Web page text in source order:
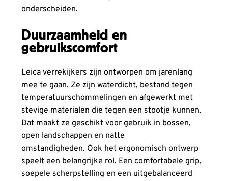
onderscheiden.
Duurzaamheid en
gebruikscomfort
Leica verrekijkers zijn ontworpen om jarenlang
mee te gaan. Ze zijn waterdicht, bestand tegen
temperatuurschommelingen en afgewerkt met
stevige materialen die tegen een stootje kunnen.
Dat maakt ze geschikt voor gebruik in bossen,
open landschappen en natte
omstandigheden. Ook het ergonomisch ontwerp
speelt een belangrijke rol. Een comfortabele grip,
soepele scherpstelling en een uitgebalanceerd